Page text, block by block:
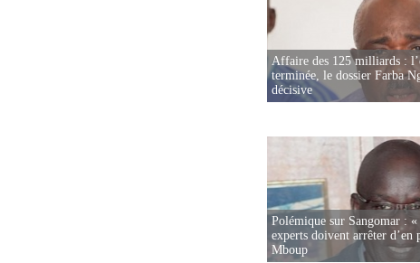
Affaire des 125 milliards :
terminée, le dossier Farba
décisive
Polémique sur Sangomar :
experts doivent arrêter d’en
Mboup